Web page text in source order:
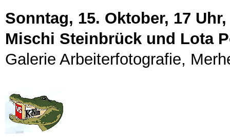
Sonntag, 15. Oktober, 17
Mischi Steinbrück und Lota
Galerie Arbeiterfotografie,